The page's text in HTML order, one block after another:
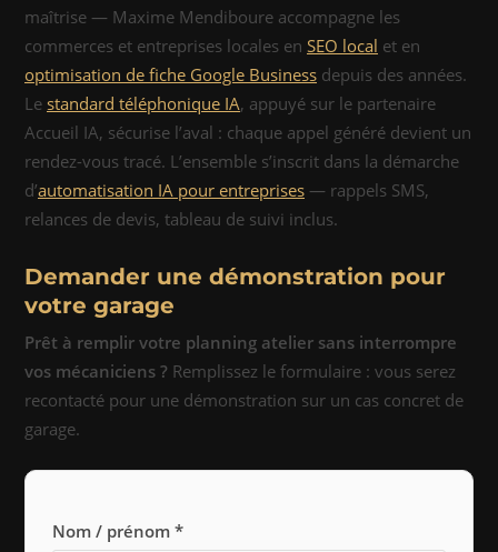
maîtrise — Maxime Mendiboure accompagne les
commerces et entreprises locales en SEO local et en
optimisation de fiche Google Business depuis des années.
Le standard téléphonique IA, appuyé sur le partenaire
Accueil IA, sécurise l’aval : chaque appel généré devient un
rendez-vous tracé. L’ensemble s’inscrit dans la démarche
d’automatisation IA pour entreprises — rappels SMS,
relances de devis, tableau de suivi inclus.
Demander une démonstration pour
votre garage
Prêt à remplir votre planning atelier sans interrompre
vos mécaniciens ? Remplissez le formulaire : vous serez
recontacté pour une démonstration sur un cas concret de
garage.
Nom / prénom *